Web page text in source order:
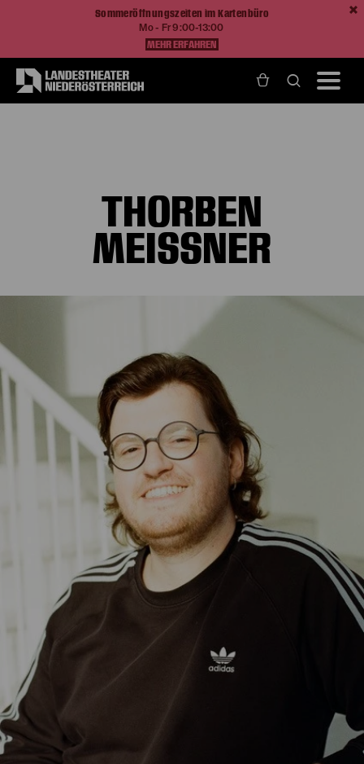
Sommeröffnungszeiten im Kartenbüro
Mo - Fr 9:00-13:00
MEHR ERFAHREN
THORBEN
MEISSNER